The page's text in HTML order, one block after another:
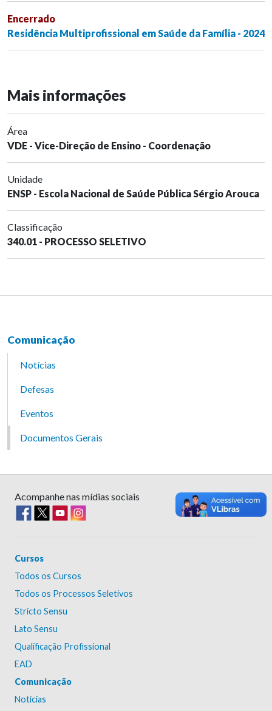
Encerrado
Residência Multiprofissional em Saúde da Família - 2024
Mais informações
Área
VDE - Vice-Direção de Ensino - Coordenação
Unidade
ENSP - Escola Nacional de Saúde Pública Sérgio Arouca
Classificação
340.01 - PROCESSO SELETIVO
Comunicação
Notícias
Defesas
Eventos
Documentos Gerais
Acompanhe nas mídias sociais
Cursos
Todos os Cursos
Todos os Processos Seletivos
Stricto Sensu
Lato Sensu
Qualificação Profissional
EAD
Comunicação
Notícias